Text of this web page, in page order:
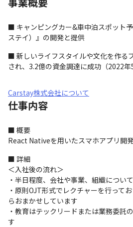
■ キャンピングカー&車中泊スポット
ステイ）』の開発と提供
■ 新しいライフスタイルや文化を作る
され、3.2億の資金調達に成功（2022年
Carstay株式会社について
仕事内容
■ 概要
React Nativeを用いたスマホアプリ開
■ 詳細
＜入社後の流れ＞
・半日程度、会社や事業、組織につい
・原則OJT形式でレクチャーを行って
らおまかせしています
・教育はテックリードまたは業務委託
す